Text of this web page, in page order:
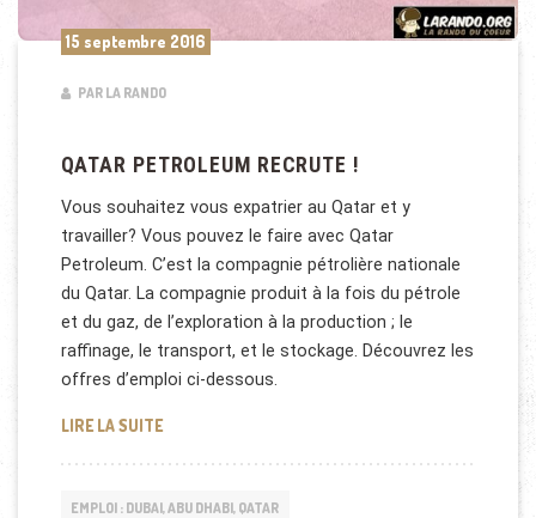
15 septembre 2016
PAR LA RANDO
QATAR PETROLEUM RECRUTE !
Vous souhaitez vous expatrier au Qatar et y
travailler? Vous pouvez le faire avec Qatar
Petroleum. C’est la compagnie pétrolière nationale
du Qatar. La compagnie produit à la fois du pétrole
et du gaz, de l’exploration à la production ; le
raffinage, le transport, et le stockage. Découvrez les
offres d’emploi ci-dessous.
LIRE LA SUITEQATAR PETROLEUM RECRUTE !
EMPLOI : DUBAI, ABU DHABI, QATAR